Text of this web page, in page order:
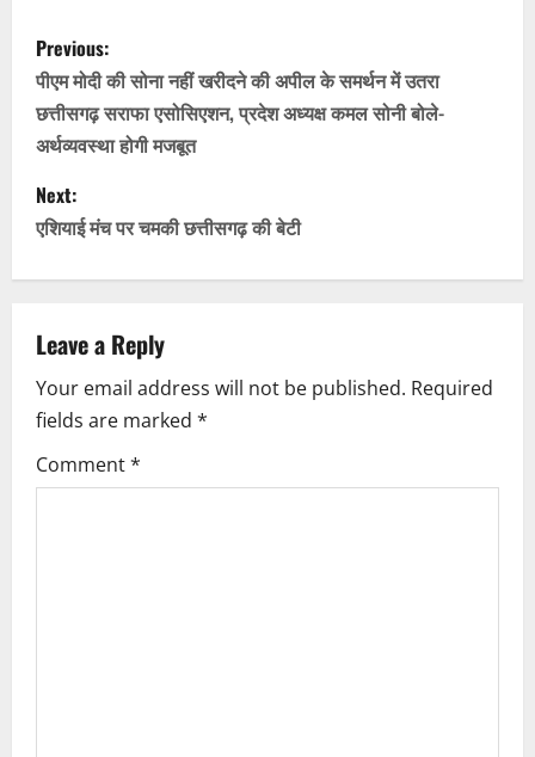
P
o
s
t
n
a
v
i
g
a
Previous:
पीएम मोदी की सोना नहीं खरीदने की अपील के समर्थन में उतरा
छत्तीसगढ़ सराफा एसोसिएशन, प्रदेश अध्यक्ष कमल सोनी बोले-
अर्थव्यवस्था होगी मजबूत
Next:
एशियाई मंच पर चमकी छत्तीसगढ़ की बेटी
Leave a Reply
Your email address will not be published. Required
fields are marked *
Comment*